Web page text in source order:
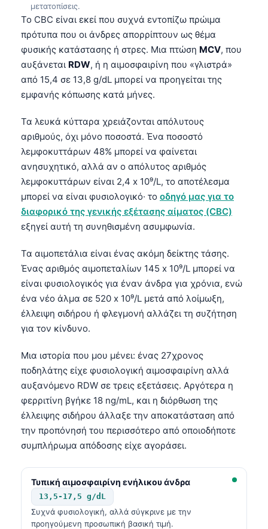
μετατοπίσεις.
Το CBC είναι εκεί που συχνά εντοπίζω πρώιμα
πρότυπα που οι άνδρες απορρίπτουν ως θέμα
φυσικής κατάστασης ή στρες. Μια πτώση MCV, που
αυξάνεται RDW, ή η αιμοσφαιρίνη που «γλιστρά»
από 15,4 σε 13,8 g/dL μπορεί να προηγείται της
εμφανής κόπωσης κατά μήνες.
Τα λευκά κύτταρα χρειάζονται απόλυτους
αριθμούς, όχι μόνο ποσοστά. Ένα ποσοστό
λεμφοκυττάρων 48% μπορεί να φαίνεται
ανησυχητικό, αλλά αν ο απόλυτος αριθμός
λεμφοκυττάρων είναι 2,4 x 10⁹/L, το αποτέλεσμα
μπορεί να είναι φυσιολογικό· το οδηγό μας για το
διαφορικό της γενικής εξέτασης αίματος (CBC)
εξηγεί αυτή τη συνηθισμένη ασυμφωνία.
Τα αιμοπετάλια είναι ένας ακόμη δείκτης τάσης.
Ένας αριθμός αιμοπεταλίων 145 x 10⁹/L μπορεί να
είναι φυσιολογικός για έναν άνδρα για χρόνια, ενώ
ένα νέο άλμα σε 520 x 10⁹/L μετά από λοίμωξη,
έλλειψη σιδήρου ή φλεγμονή αλλάζει τη συζήτηση
για τον κίνδυνο.
Μια ιστορία που μου μένει: ένας 27χρονος
ποδηλάτης είχε φυσιολογική αιμοσφαιρίνη αλλά
αυξανόμενο RDW σε τρεις εξετάσεις. Αργότερα η
φερριτίνη βγήκε 18 ng/mL, και η διόρθωση της
έλλειψης σιδήρου άλλαξε την αποκατάσταση από
την προπόνησή του περισσότερο από οποιοδήποτε
συμπλήρωμα απόδοσης είχε αγοράσει.
Τυπική αιμοσφαιρίνη ενήλικου άνδρα
13,5-17,5 g/dL
Συχνά φυσιολογική, αλλά σύγκρινε με την
προηγούμενη προσωπική βασική τιμή.